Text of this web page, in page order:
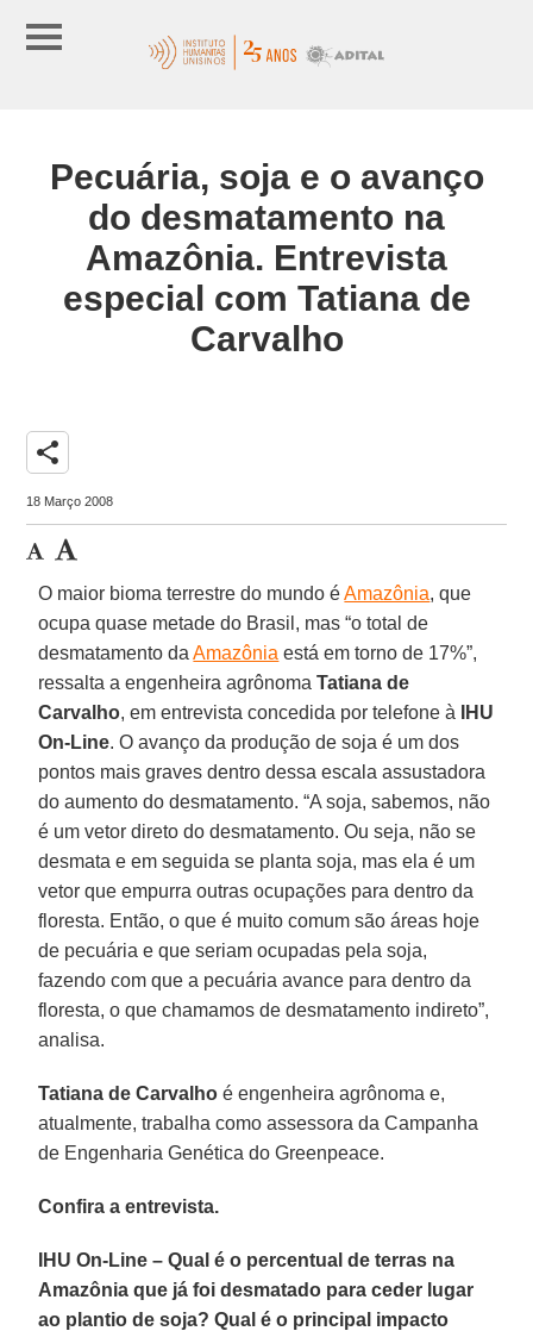
Pecuária, soja e o avanço
do desmatamento na
Amazônia. Entrevista
especial com Tatiana de
Carvalho
share
18 Março 2008
O maior bioma terrestre do mundo éAmazônia, que
ocupa quase metade do Brasil, mas “o total de
desmatamento daAmazônia está em torno de 17%”,
ressalta a engenheira agrônomaTatiana de
Carvalho, em entrevista concedida por telefone à
IHU
On-Line. O avanço da produção de soja é um dos
pontos mais graves dentro dessa escala assustadora
do aumento do desmatamento. “A soja, sabemos, não
é um vetor direto do desmatamento. Ou seja, não se
desmata e em seguida se planta soja, mas ela é um
vetor que empurra outras ocupações para dentro da
floresta. Então, o que é muito comum são áreas hoje
de pecuária e que seriam ocupadas pela soja,
fazendo com que a pecuária avance para dentro da
floresta, o que chamamos de desmatamento indireto”,
analisa.
Tatiana de Carvalho é engenheira agrônoma e,
atualmente, trabalha como assessora da Campanha
de Engenharia Genética do Greenpeace.
Confira a entrevista.
IHU On-Line – Qual é o percentual de terras na
Amazônia que já foi desmatado para ceder lugar
ao plantio de soja? Qual é o principal impacto